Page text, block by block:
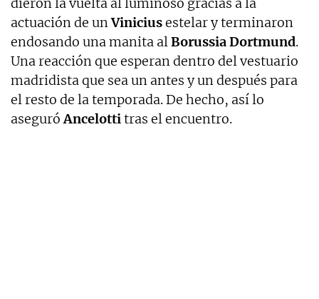
actuación de unViniciusestelar y terminaron
endosando una manita alBorussia Dortmund.
Una reacción que esperan dentro del vestuario
madridista que sea un antes y un después para
el resto de la temporada. De hecho, así lo
aseguróAncelottitras el encuentro.